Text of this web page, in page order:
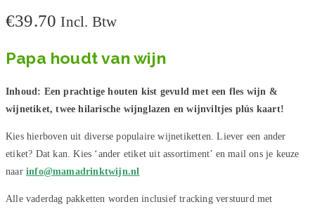
aantal
€39.70 Incl. Btw
Papa houdt van wijn
Inhoud: Een prachtige houten kist gevuld met een fles wijn &
wijnetiket, twee hilarische wijnglazen en wijnviltjes plús kaart!
Kies hierboven uit diverse populaire wijnetiketten. Liever een ander
etiket? Dat kan. Kies ‘ander etiket uit assortiment’ en mail ons je keuze
naar info@mamadrinktwijn.nl
Alle vaderdag pakketten worden inclusief tracking verstuurd met